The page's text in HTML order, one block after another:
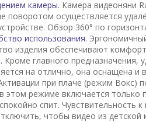
камеры. Камера видеоняни
поворотом осуществляется
Обзор 360° по
использования.
изделия обеспечивают
Кроме главного предназначения,
на отлично, она оснащена
при плаче (режим Вокс)
этом режиме включается только
спит. Чувствительность
чтобы видео из детской